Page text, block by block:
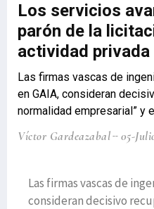
Los servicios
parón de la
actividad privada
Las firmas vascas de
en GAIA, consideran
normalidad empresarial” y
Víctor Gardeazabal 05-
Las firmas vascas de
consideran decisivo